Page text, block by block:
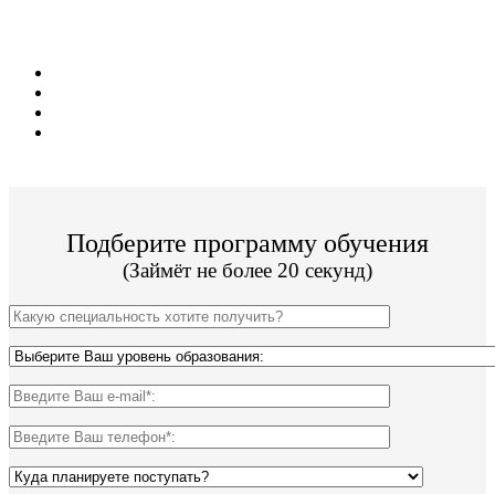
Подберите программу обучения
(Займёт не более 20 секунд)